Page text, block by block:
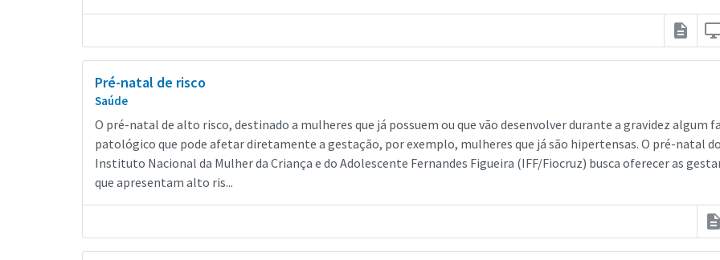
description
Pré-natal de risco
Saúde
O pré-natal de alto risco, destinado a mulheres que já possuem ou que vão desenvolver durante a gravidez algum
patológico que pode afetar diretamente a gestação, por exemplo, mulheres que já são hipertensas. O pré-natal do
Instituto Nacional da Mulher da Criança e do Adolescente Fernandes Figueira (IFF/Fiocruz) busca oferecer as
que apresentam alto ris...
description